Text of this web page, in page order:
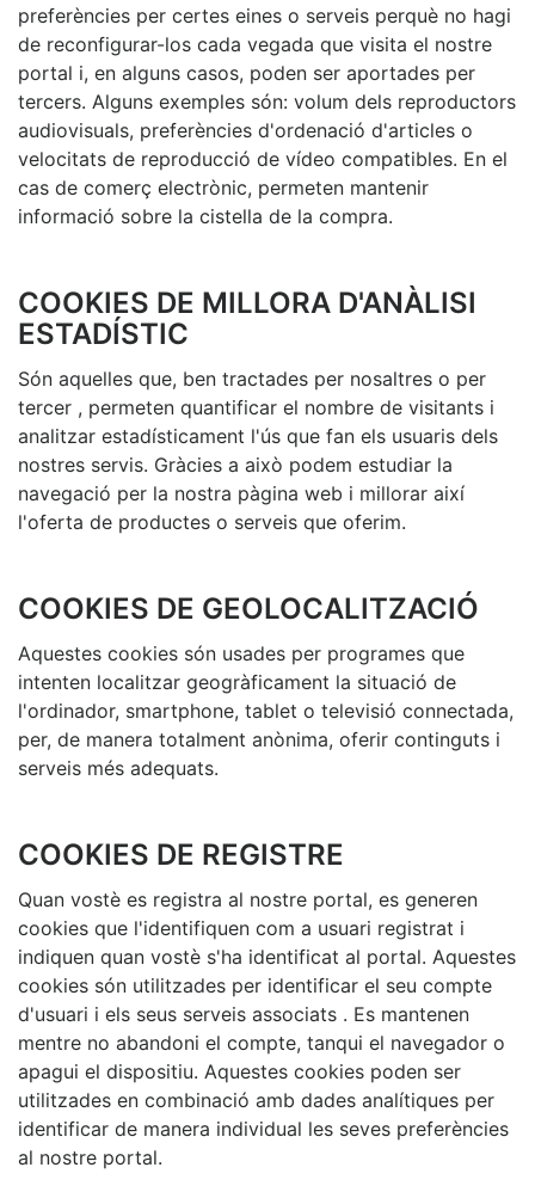
preferències per certes eines o serveis perquè no hagi
de reconfigurar-los cada vegada que visita el nostre
portal i, en alguns casos, poden ser aportades per
tercers. Alguns exemples són: volum dels reproductors
audiovisuals, preferències d'ordenació d'articles o
velocitats de reproducció de vídeo compatibles. En el
cas de comerç electrònic, permeten mantenir
informació sobre la cistella de la compra.
COOKIES DE MILLORA D'ANÀLISI
ESTADÍSTIC
Són aquelles que, ben tractades per nosaltres o per
tercer , permeten quantificar el nombre de visitants i
analitzar estadísticament l'ús que fan els usuaris dels
nostres servis. Gràcies a això podem estudiar la
navegació per la nostra pàgina web i millorar així
l'oferta de productes o serveis que oferim.
COOKIES DE GEOLOCALITZACIÓ
Aquestes cookies són usades per programes que
intenten localitzar geogràficament la situació de
l'ordinador, smartphone, tablet o televisió connectada,
per, de manera totalment anònima, oferir continguts i
serveis més adequats.
COOKIES DE REGISTRE
Quan vostè es registra al nostre portal, es generen
cookies que l'identifiquen com a usuari registrat i
indiquen quan vostè s'ha identificat al portal. Aquestes
cookies són utilitzades per identificar el seu compte
d'usuari i els seus serveis associats . Es mantenen
mentre no abandoni el compte, tanqui el navegador o
apagui el dispositiu. Aquestes cookies poden ser
utilitzades en combinació amb dades analítiques per
identificar de manera individual les seves preferències
al nostre portal.